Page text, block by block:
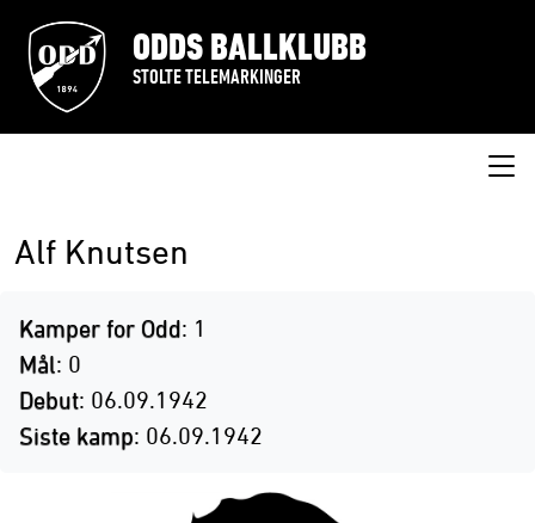
ODDS BALLKLUBB
STOLTE TELEMARKINGER
Alf Knutsen
Kamper for Odd: 1
Mål: 0
Debut: 06.09.1942
Siste kamp: 06.09.1942